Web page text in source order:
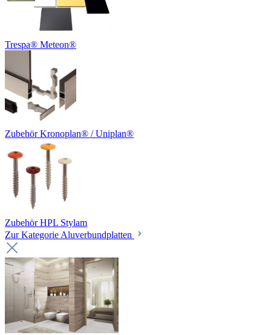
Trespa® Meteon®
Zubehör Kronoplan® / Uniplan®
Zubehör HPL Stylam
Zur Kategorie Aluverbundplatten